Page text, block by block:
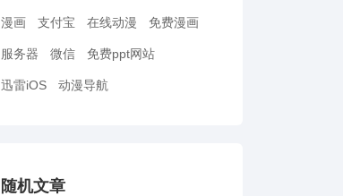
漫画 支付宝 在线动漫 免费漫画
服务器 微信 免费ppt网站
迅雷iOS 动漫导航
随机文章